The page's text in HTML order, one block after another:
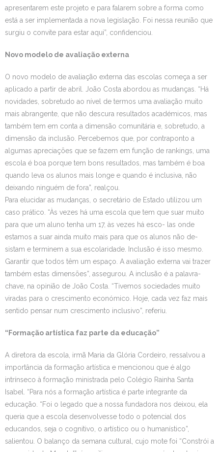
apresentarem este projeto e para falarem sobre a forma como
está a ser implementada a nova legislação. Foi nessa reunião que
surgiu o convite para estar aqui”, confidenciou.
Novo modelo de avaliação externa
O novo modelo de avaliação externa das escolas começa a ser
aplicado a partir de abril. João Costa abordou as mudanças. “Há
novidades, sobretudo ao nível de termos uma avaliação muito
mais abrangente, que não descura resultados académicos, mas
também tem em conta a dimensão comunitária e, sobretudo, a
dimensão da inclusão. Percebemos que, por contraponto a
algumas apreciações que se fazem em função de rankings, uma
escola é boa porque tem bons resultados, mas também é boa
quando leva os alunos mais longe e quando é inclusiva, não
deixando ninguém de fora”, realçou.
Para elucidar as mudanças, o secretário de Estado utilizou um
caso prático. “Às vezes há uma escola que tem que suar muito
para que um aluno tenha um 17, às vezes há esco- las onde
estamos a suar ainda muito mais para que os alunos não de-
sistam e terminem a sua escolaridade. Inclusão é isso mesmo.
Garantir que todos têm um espaço. A avaliação externa vai trazer
também estas dimensões”, assegurou. A inclusão é a palavra-
chave, na opinião de João Costa. “Tivemos sociedades muito
viradas para o crescimento económico. Hoje, cada vez faz mais
sentido pensar num crescimento inclusivo”, referiu.
“Formação artística faz parte da educação”
A diretora da escola, irmã Maria da Glória Cordeiro, ressalvou a
importância da formação artística e mencionou que é algo
intrínseco à formação ministrada pelo Colégio Rainha Santa
Isabel. “Para nós a formação artística é parte integrante da
educação. “Foi o legado que a nossa fundadora nos deixou, ela
queria que a escola desenvolvesse todo o potencial dos
educandos, seja o cognitivo, o artístico ou o humanístico”,
salientou. O balanço da semana cultural, cujo mote foi “Constrói a